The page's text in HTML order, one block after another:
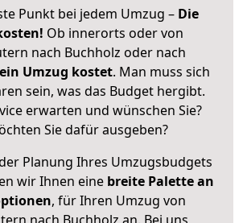
Punkt bei jedem Umzug – Die
Ob innerorts oder von
nach Buchholz oder nach
ein Umzug kostet. Man muss sich
sein, was das Budget hergibt.
erwarten und wünschen Sie?
Sie dafür ausgeben?
Planung Ihres Umzugsbudgets
wir Ihnen eine breite Palette an
, für Ihren Umzug von